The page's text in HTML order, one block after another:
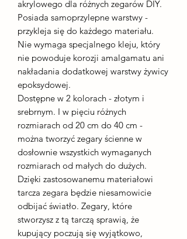
akrylowego dla różnych zegarów DIY.
Posiada samoprzylepne warstwy -
przykleja się do każdego materiału.
Nie wymaga specjalnego kleju, który
nie powoduje korozji amalgamatu ani
nakładania dodatkowej warstwy żywicy
epoksydowej.
Dostępne w 2 kolorach - złotym i
srebrnym. I w pięciu różnych
rozmiarach od 20 cm do 40 cm -
można tworzyć zegary ścienne w
dosłownie wszystkich wymaganych
rozmiarach od małych do dużych.
Dzięki zastosowanemu materiałowi
tarcza zegara będzie niesamowicie
odbijać światło. Zegary, które
stworzysz z tą tarczą sprawią, że
kupujący poczują się wyjątkowo,